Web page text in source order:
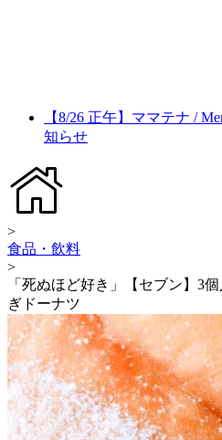
【8/26 正午】ママテナ /
知らせ
>
食品・飲料
>
「死ぬほど好き」【セブン】3
ぎドーナツ